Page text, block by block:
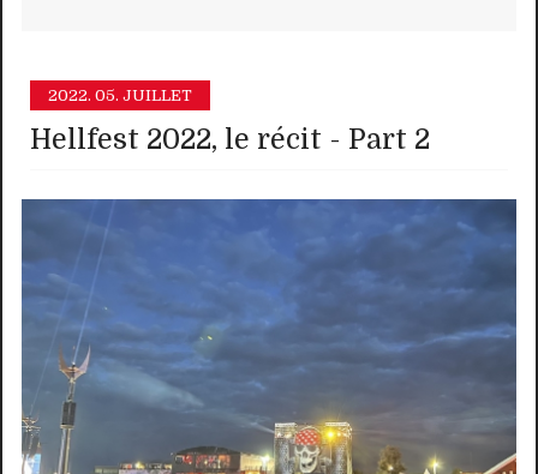
2022. 05. JUILLET
Hellfest 2022, le récit - Part 2